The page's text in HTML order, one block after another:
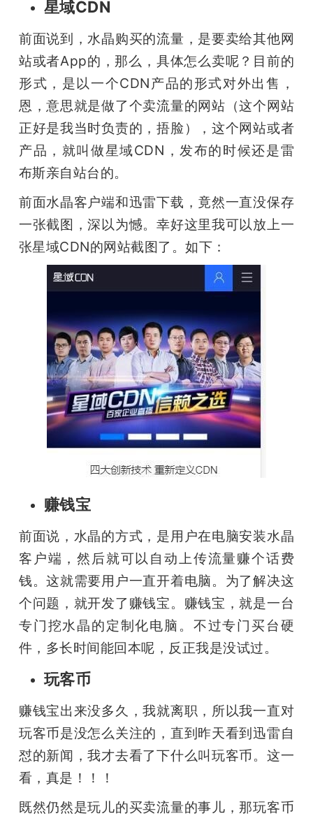
星域CDN
前面说到，水晶购买的流量，是要卖给其他网
站或者App的，那么，具体怎么卖呢？目前的
形式，是以一个CDN产品的形式对外出售，
恩，意思就是做了个卖流量的网站（这个网站
正好是我当时负责的，捂脸），这个网站或者
产品，就叫做星域CDN，发布的时候还是雷
布斯亲自站台的。
前面水晶客户端和迅雷下载，竟然一直没保存
一张截图，深以为憾。幸好这里我可以放上一
张星域CDN的网站截图了。如下：
赚钱宝
前面说，水晶的方式，是用户在电脑安装水晶
客户端，然后就可以自动上传流量赚个话费
钱。这就需要用户一直开着电脑。为了解决这
个问题，就开发了赚钱宝。赚钱宝，就是一台
专门挖水晶的定制化电脑。不过专门买台硬
件，多长时间能回本呢，反正我是没试过。
玩客币
赚钱宝出来没多久，我就离职，所以我一直对
玩客币是没怎么关注的，直到昨天看到迅雷自
怼的新闻，我才去看了下什么叫玩客币。这一
看，真是！！！
既然仍然是玩儿的买卖流量的事儿，那玩客币